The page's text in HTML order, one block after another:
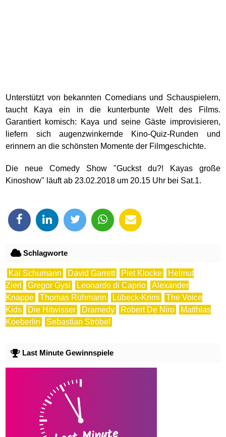
Unterstützt von bekannten Comedians und Schauspielern,
taucht Kaya ein in die kunterbunte Welt des Films.
Garantiert komisch: Kaya und seine Gäste improvisieren,
liefern sich augenzwinkernde Kino-Quiz-Runden und
erinnern an die schönsten Momente der Filmgeschichte.
Die neue Comedy Show "Guckst du?! Kayas große
Kinoshow" läuft ab 23.02.2018 um 20.15 Uhr bei Sat.1.
Schlagworte
Kai Schumann David Garrett Piet Klocke
Helmut
Zierl
Gregor Gysi Leonardo di Caprio
Alexander
Knappe
Thomas Rühmann Lübeck-Krimi
The Voice
Kids
Die Hitwisser Dramedy Robert De Niro
Matthias
Koeberlin
Sebastian Ströbel
Last Minute Gewinnspiele